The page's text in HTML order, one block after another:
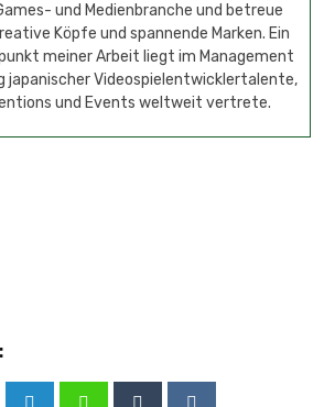
und Medienbranche und betreue
Köpfe und spannende Marken. Ein
meiner Arbeit liegt im Management
japanischer Videospielentwicklertalente,
und Events weltweit vertrete.